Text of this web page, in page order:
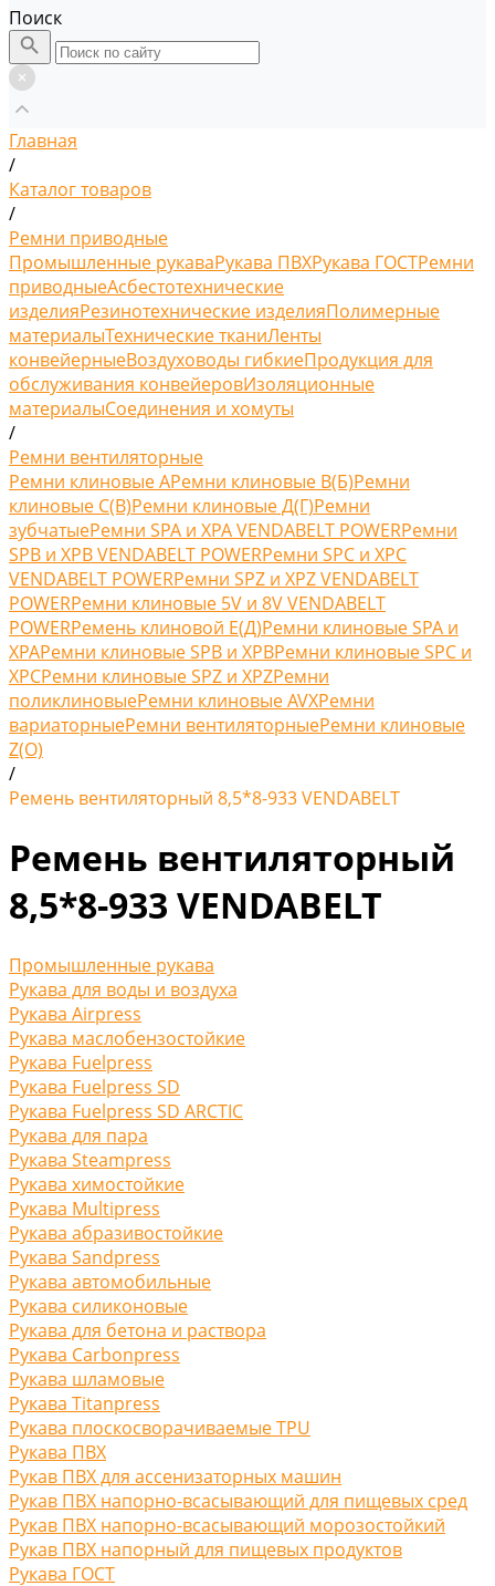
Поиск
Главная
/
Каталог товаров
/
Ремни приводные
Промышленные рукаваРукава ПВХРукава ГОСТРемни
приводныеАсбестотехнические
изделияРезинотехнические изделияПолимерные
материалыТехнические тканиЛенты
конвейерныеВоздуховоды гибкиеПродукция для
обслуживания конвейеровИзоляционные
материалыСоединения и хомуты
/
Ремни вентиляторные
Ремни клиновые AРемни клиновые В(Б)Ремни
клиновые С(B)Ремни клиновые Д(Г)Ремни
зубчатыеРемни SPA и XPA VENDABELT POWERРемни
SPB и XPB VENDABELT POWERРемни SPC и XPC
VENDABELT POWERРемни SPZ и XPZ VENDABELT
POWERРемни клиновые 5V и 8V VENDABELT
POWERРемень клиновой Е(Д)Ремни клиновые SPA и
XPAРемни клиновые SPB и XPBРемни клиновые SPC и
XPCРемни клиновые SPZ и XPZРемни
поликлиновыеРемни клиновые AVXРемни
вариаторныеРемни вентиляторныеРемни клиновые
Z(O)
/
Ремень вентиляторный 8,5*8-933 VENDABELT
Ремень вентиляторный
8,5*8-933 VENDABELT
Промышленные рукава
Рукава для воды и воздуха
Рукава Airpress
Рукава маслобензостойкие
Рукава Fuelpress
Рукава Fuelpress SD
Рукава Fuelpress SD ARCTIC
Рукава для пара
Рукава Steampress
Рукава химостойкие
Рукава Multipress
Рукава абразивостойкие
Рукава Sandpress
Рукава автомобильные
Рукава силиконовые
Рукава для бетона и раствора
Рукава Carbonpress
Рукава шламовые
Рукава Titanpress
Рукава плоскосворачиваемые TPU
Рукава ПВХ
Рукав ПВХ для ассенизаторных машин
Рукав ПВХ напорно-всасывающий для пищевых сред
Рукав ПВХ напорно-всасывающий морозостойкий
Рукав ПВХ напорный для пищевых продуктов
Рукава ГОСТ